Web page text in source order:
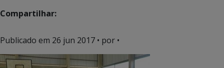
Compartilhar:
Publicado em 26 jun 2017 • por •